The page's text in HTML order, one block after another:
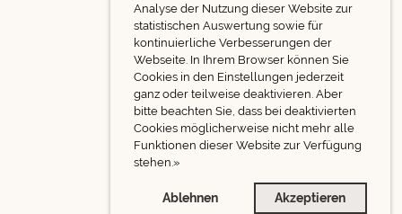
Analyse der Nutzung dieser Website zur
statistischen Auswertung sowie für
kontinuierliche Verbesserungen der
Webseite. In Ihrem Browser können Sie
Cookies in den Einstellungen jederzeit
ganz oder teilweise deaktivieren. Aber
bitte beachten Sie, dass bei deaktivierten
Cookies möglicherweise nicht mehr alle
Funktionen dieser Website zur Verfügung
stehen.»
Ablehnen Akzeptieren